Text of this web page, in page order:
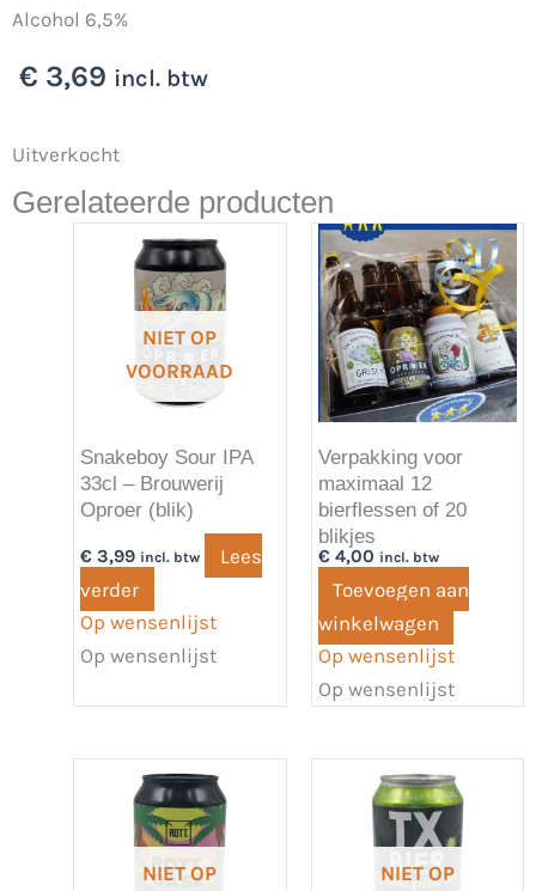
Alcohol 6,5%
€ 3,69 incl. btw
Uitverkocht
Gerelateerde producten
NIET OP
VOORRAAD
Snakeboy Sour IPA
33cl – Brouwerij
Oproer (blik)
€ 3,99 incl. btw
Lees
verder
Op wensenlijst
Op wensenlijst
Verpakking voor
maximaal 12
bierflessen of 20
blikjes
€4,00 incl. btw
Toevoegen aan
winkelwagen
Op wensenlijst
Op wensenlijst
NIET OP
NIET OP